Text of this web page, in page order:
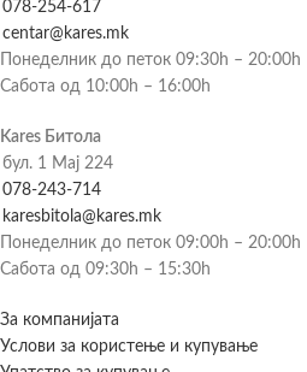
078-254-617
centar@kares.mk
Понеделник до петок 09:30h – 20:00h
Сабота од 10:00h – 16:00h
Kares Битола
бул. 1 Мај 224
078-243-714
karesbitola@kares.mk
Понеделник до петок 09:00h – 20:00h
Сабота од 09:30h – 15:30h
За компанијата
Услови за користење и купување